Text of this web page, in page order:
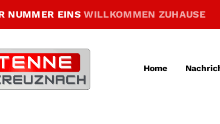
NUMMER EINSWILLKOMMEN ZUHAUSE
Home